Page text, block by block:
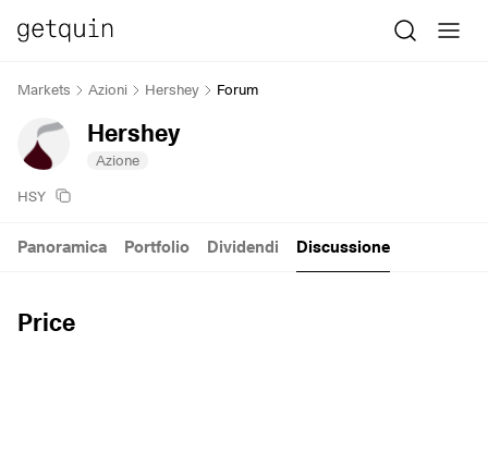
Markets Azioni Hershey Forum
Hershey
Azione
HSY
Price
Panoramica Portfolio Dividendi Discussione